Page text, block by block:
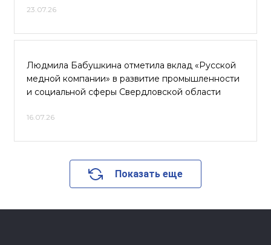
23.07.26
Людмила Бабушкина отметила вклад «Русской
медной компании» в развитие промышленности
и социальной сферы Свердловской области
16.07.26
Показать еще